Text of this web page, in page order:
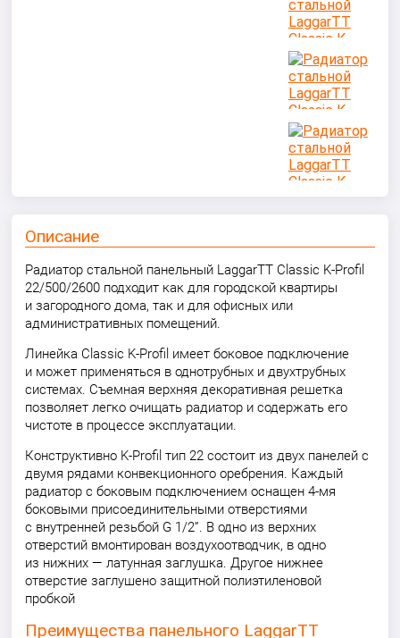
Описание
Радиатор стальной панельный LaggarTT Classic K-Profil
22/500/2600 подходит как для городской квартиры
и загородного дома, так и для офисных или
административных помещений.
Линейка Classic K-Profil имеет боковое подключение
и может применяться в однотрубных и двухтрубных
системах. Съемная верхняя декоративная решетка
позволяет легко очищать радиатор и содержать его
чистоте в процессе эксплуатации.
Конструктивно K-Profil тип 22 состоит из двух панелей с
двумя рядами конвекционного оребрения. Каждый
радиатор с боковым подключением оснащен 4-мя
боковыми присоединительными отверстиями
с внутренней резьбой G 1/2”. В одно из верхних
отверстий вмонтирован воздухоотводчик, в одно
из нижних — латунная заглушка. Другое нижнее
отверстие заглушено защитной полиэтиленовой
пробкой
Преимущества панельного LaggarTT